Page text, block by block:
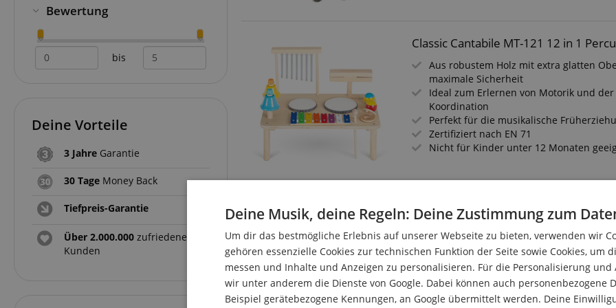
Classic Cantabile MT-121 12 in 1
Aus robustem Holz mit extra glatten
maximale Sicherheit
Ideal zum Erlernen von Motorik und der
Koordination
Perfekt für die musikalische
Zertifiziert nach EN 71
Nicht für Kinder unter 12 Monaten
Classic Cantabile Kindertrommel 8"
Hölzerne Kindertrommel zum
Ideal für Kinder ab 3 Jahren
Trainiert das Rhythmusgefühl & fördert
Von beiden Seiten bespielbar
In klassischem Blechtrommel-Design
Inklusive Drumsticks aus Holz
Bewertung
bis
Deine Vorteile
3 Jahre Garantie
30 Tage Money Back
Tiefpreis-Garantie
Über 2.000.000 zufriedene
Kunden
Deine Musik, deine Regeln: Deine Zustimmung zum
Um dir das bestmögliche Erlebnis auf unserer Webseite zu bieten, verwenden wir
gehören essenzielle Cookies zur technischen Funktion der Seite sowie Cookies, um
messen und Inhalte und Anzeigen zu personalisieren. Für die Personalisierung und
wir unter anderem die Dienste von Google. Dabei können auch personenbezogene
Beispiel gerätebezogene Kennungen, an Google übermittelt werden. Deine